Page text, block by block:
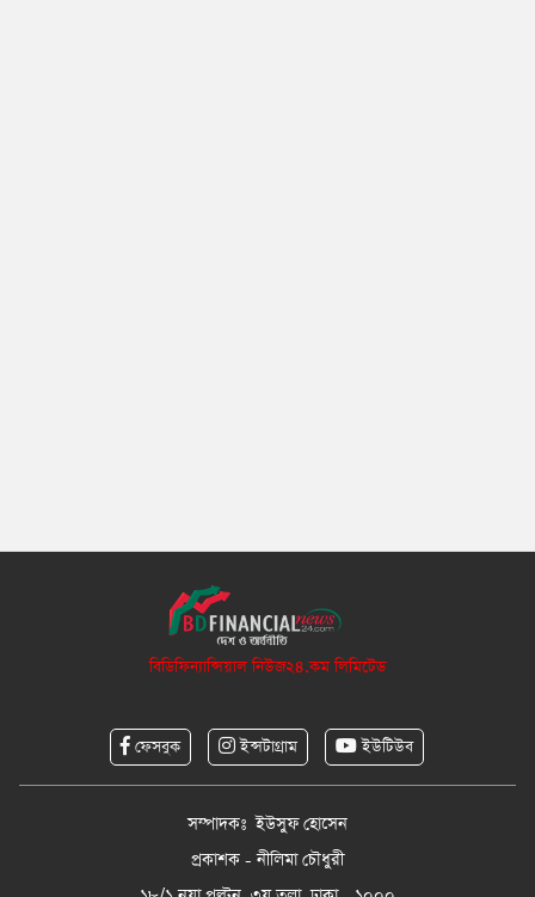
বিডিফিন্যান্সিয়াল নিউজ২৪.কম লিমিটেড
ফেসবুক ইন্সটাগ্রাম ইউটিউব
সম্পাদকঃ ইউসুফ হোসেন
প্রকাশক - নীলিমা চৌধুরী